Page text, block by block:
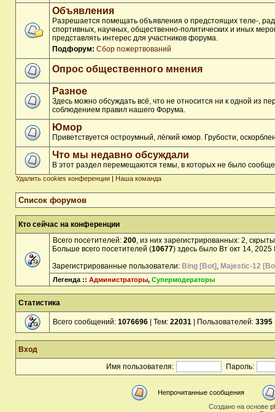
Объявления
Разрешается помещать объявления о предстоящих теле-,
спортивных, научных, общественно-политических и иных
представлять интерес для участников форума.
Подфорум: Сбор пожертвований
Опрос общественного мнения
Разное
Здесь можно обсуждать всё, что не относится ни к одной из
соблюдением правил нашего Форума.
Юмор
Приветствуется остроумный, лёгкий юмор. Грубости,
Что мы недавно обсуждали
В этот раздел перемещаются темы, в которых не было
Удалить cookies конференции | Наша команда
Список форумов
Кто сейчас на конференции
Всего посетителей: 200, из них зарегистрированных: 2,
Больше всего посетителей (10677) здесь было Вт окт 14, 2025
Зарегистрированные пользователи: Bing [Bot] , Majestic-12
Легенда :: Администраторы, Супермодераторы
Статистика
Всего сообщений: 1076696 | Тем: 22031 | Пользователей: 3395
Вход
Имя пользователя:
Пароль:
Непрочитанные сообщения
Создано на основе